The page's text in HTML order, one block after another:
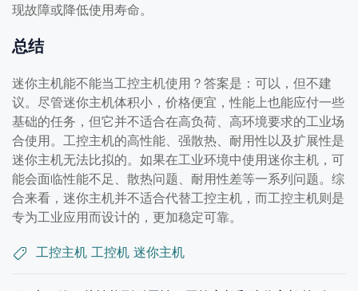
现故障或降低使用寿命。
总结
迷你主机能不能当工控主机使用？答案是：可以，但不建
议。尽管迷你主机体积小，价格便宜，性能上也能应付一些
基础的任务，但它并不适合在高负荷、高环境要求的工业场
合使用。工控主机的高性能、强散热、耐用性以及扩展性是
迷你主机无法比拟的。如果在工业环境中使用迷你主机，可
能会面临性能不足、散热问题、耐用性差等一系列问题。综
合来看，迷你主机并不适合代替工控主机，而工控主机则是
专为工业应用而设计的，更加稳定可靠。
工控主机 工控机 迷你主机